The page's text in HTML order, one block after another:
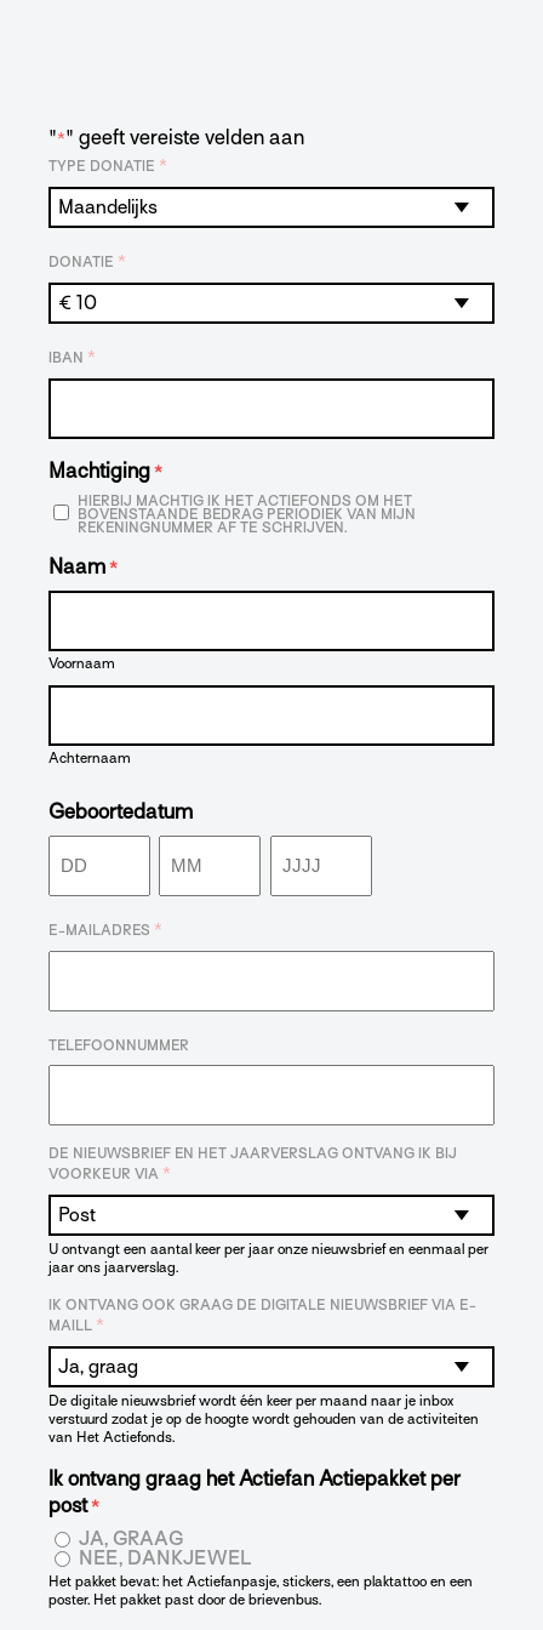
"*" geeft vereiste velden aan
TYPE DONATIE *
DONATIE *
IBAN *
Machtiging *
HIERBIJ MACHTIG IK HET ACTIEFONDS OM HET
BOVENSTAANDE BEDRAG PERIODIEK VAN MIJN
REKENINGNUMMER AF TE SCHRIJVEN.
Naam *
Voornaam
Achternaam
Geboortedatum
Dag Maand Jaar
E-MAILADRES *
TELEFOONNUMMER
DE NIEUWSBRIEF EN HET JAARVERSLAG ONTVANG IK BIJ
VOORKEUR VIA *
U ontvangt een aantal keer per jaar onze nieuwsbrief en eenmaal per
jaar ons jaarverslag.
IK ONTVANG OOK GRAAG DE DIGITALE NIEUWSBRIEF VIA E-
MAILL *
De digitale nieuwsbrief wordt één keer per maand naar je inbox
verstuurd zodat je op de hoogte wordt gehouden van de activiteiten
van Het Actiefonds.
Ik ontvang graag het Actiefan Actiepakket per
post *
JA, GRAAG
NEE, DANKJEWEL
Het pakket bevat: het Actiefanpasje, stickers, een plaktattoo en een
poster. Het pakket past door de brievenbus.